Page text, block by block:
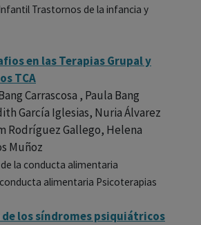
Trastornos de la infancia y
en las Terapias Grupal y
TCA
Carrascosa , Paula Bang
García Iglesias, Nuria Álvarez
Rodríguez Gallego, Helena
Muñoz
la conducta alimentaria
alimentaria Psicoterapias
los síndromes psiquiátricos